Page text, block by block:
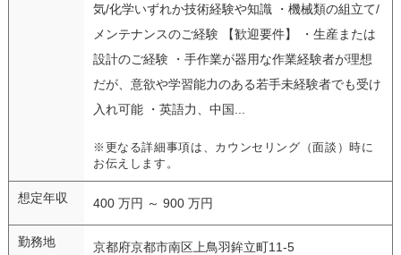
気/化学いずれか技術経験や知識 ・機械類の組立て/
メンテナンスのご経験 【歓迎要件】 ・生産または
設計のご経験 ・手作業が器用な作業経験者が理想
だが、意欲や学習能力のある若手未経験者でも受け
入れ可能 ・英語力、中国...
※更なる詳細事項は、カウンセリング（面談）時に
お伝えします。
想定年収 400 万円 ～ 900 万円
勤務地 京都府京都市南区上鳥羽鉾立町11-5